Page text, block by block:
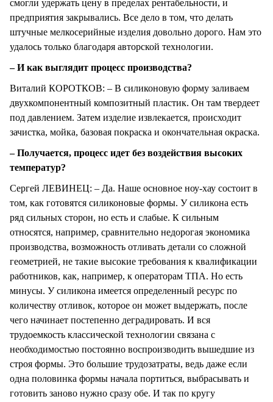
смогли удержать цену в пределах рентабельности, и
предприятия закрывались. Все дело в том, что делать
штучные мелкосерийные изделия довольно дорого. Нам это
удалось только благодаря авторской технологии.
– И как выглядит процесс производства?
Виталий КОРОТКОВ: – В силиконовую форму заливаем
двухкомпонентный композитный пластик. Он там твердеет
под давлением. Затем изделие извлекается, происходит
зачистка, мойка, базовая покраска и окончательная окраска.
– Получается, процесс идет без воздействия высоких
температур?
Сергей ЛЕВИНЕЦ: – Да. Наше основное ноу-хау состоит в
том, как готовятся силиконовые формы. У силикона есть
ряд сильных сторон, но есть и слабые. К сильным
относятся, например, сравнительно недорогая экономика
производства, возможность отливать детали со сложной
геометрией, не такие высокие требования к квалификации
работников, как, например, к операторам ТПА. Но есть
минусы. У силикона имеется определенный ресурс по
количеству отливок, которое он может выдержать, после
чего начинает постепенно деградировать. И вся
трудоемкость классической технологии связана с
необходимостью постоянно воспроизводить вышедшие из
строя формы. Это большие трудозатраты, ведь даже если
одна половинка формы начала портиться, выбрасывать и
готовить заново нужно сразу обе. И так по кругу